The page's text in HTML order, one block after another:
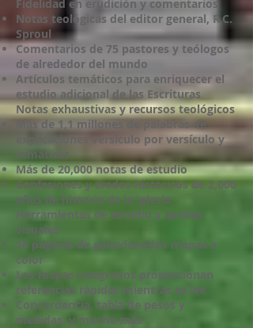
Fidelidad en erudición y comentarios
Notas teológicas del editor general, R.C.
Sproul
Comentarios de 75 pastores y teólogos
de alrededor del mundo
Artículos temáticos para enriquecer el
estudio adicional de las Escrituras
Notas exhaustivas y recursos teológicos
Más de 1,1 millones de palabras de
explicaciones versículo por versículo y
temáticas
Más de 20,000 notas de estudio
Confesiones y credos históricos de 2,000
años de historia de la Iglesia
Herramientas de estudio y ayudas
visuales
16 páginas de galardonados mapas a
color
Los mapas integrados proporcionan
referencias rápidas mientras se lee
Concordancia, tabla de pesos y
medidas, y mucho más